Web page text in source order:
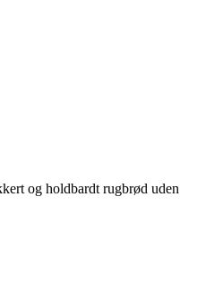
og holdbardt rugbrød uden